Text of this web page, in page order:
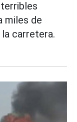
miles de
carretera.